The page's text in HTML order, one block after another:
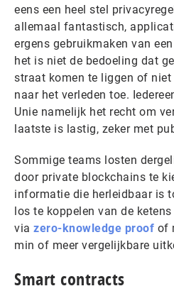
eens een heel stel
allemaal fantastisch,
ergens gebruikmaken van
het is niet de bedoeling dat
straat komen te liggen of niet
naar het verleden toe.
Unie namelijk het recht om
laatste is lastig, zeker met
Sommige teams losten
door private blockchains te
informatie die herleidbaar is
los te koppelen van de
via zero-knowledge proof of
min of meer vergelijkbare
Smart contracts